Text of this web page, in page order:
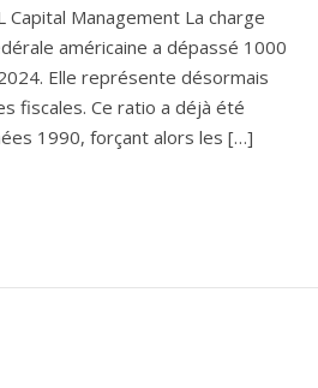
Capital Management La charge
américaine a dépassé 1000
Elle représente désormais
fiscales. Ce ratio a déjà été
1990, forçant alors les […]